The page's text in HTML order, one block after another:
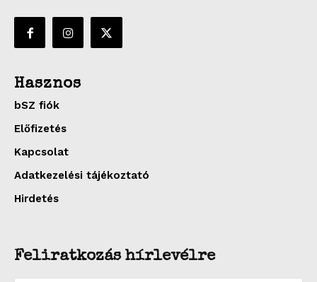
Hasznos
bSZ fiók
Előfizetés
Kapcsolat
Adatkezelési tájékoztató
Hirdetés
Feliratkozás hírlevélre